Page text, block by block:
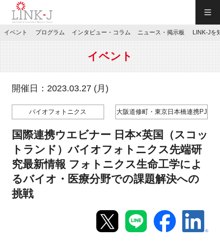
JP／EN
特別会員専用メニュー
施設ご予約
お問い合わせ
イベント プログラム インタビュー・コラム ニュース・掲示板 LINK-Jを
イベント
開催日：2023.03.27 (月)
バイオフォトニクス 大阪道修町・東京日本橋連携PJ
国際連携ウエビナー 日本×英国（スコッ
トランド）バイオフォトニクス先端研
究最新情報 フォトニクス生命工学によ
るバイオ・医療分野での課題解決への
挑戦